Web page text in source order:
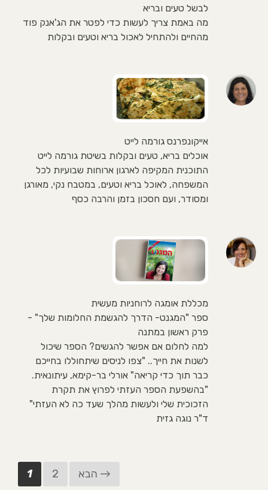
לבשל טעים ובריא
מה באמת צריך לעשות כדי לפטר את הג'אנק פוד
מהחיים ולהתחיל לאכול בריא וטעים ובקלות
אייקונפרנס גורמה לייט
אוכלים בריא, טעים ובקלות בשיטת גורמה לייט
התוכנית המקיפה לארגון ארוחות שבועיות לכל
המשפחה, לאוכל בריא וטעים, במטבח נקי, מאורגן
ומסודר, ועם חסכון בזמן והרבה כסף
מכללת אומגה לרוחניות מעשית
ספר "המגנט- הדרך להגשמת החלומות שלך" -
פרק ראשון במתנה
למה לחלום אם אפשר להגשים? הספר שיכול
לשנות את חייך.. "צפו לניסים שיתחוללו בחייכם
כבר תוך כדי קריאה" אורלי בר-קימא, עיתונאית.
"בהשפעת הספר העזתי לפרוץ את תקרת
הזכוכית שלי ולעשות מהלך שעד כה לא העזתי"
ד"ר נוגה גזית
1 2 הבא →